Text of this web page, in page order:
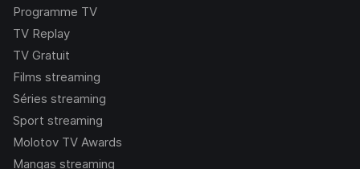
Programme TV
TV Replay
TV Gratuit
Films streaming
Séries streaming
Sport streaming
Molotov TV Awards
Mangas streaming